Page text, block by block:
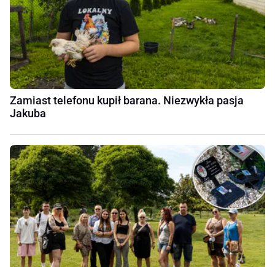
Zamiast telefonu kupił barana. Niezwykła pasja
Jakuba